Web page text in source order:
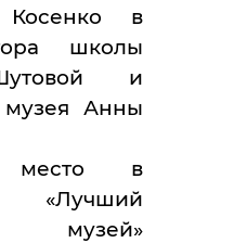
Косенко в
школы
и
музея Анны
в
«Лучший
музей»